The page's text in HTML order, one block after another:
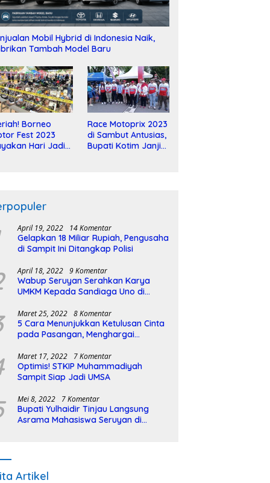
Mobil Hybrid di Indonesia Naik,
Tambah Model Baru
Borneo
Fest 2023
Hari Jadi
Race Motoprix 2023
di Sambut Antusias,
Bupati Kotim Janji
April 19, 2022 14 Komentar
Gelapkan 18 Miliar Rupiah, Pengusaha
di Sampit Ini Ditangkap Polisi
April 18, 2022 9 Komentar
Wabup Seruyan Serahkan Karya
UMKM Kepada Sandiaga Uno di
Maret 25, 2022 8 Komentar
5 Cara Menunjukkan Ketulusan Cinta
pada Pasangan, Menghargai
Maret 17, 2022 7 Komentar
Optimis! STKIP Muhammadiyah
Sampit Siap Jadi UMSA
Mei 8, 2022 7 Komentar
Bupati Yulhaidir Tinjau Langsung
Asrama Mahasiswa Seruyan di
Artikel